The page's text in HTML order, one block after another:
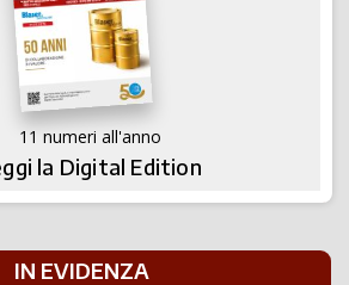
11 numeri all'anno
la Digital Edition
IN EVIDENZA